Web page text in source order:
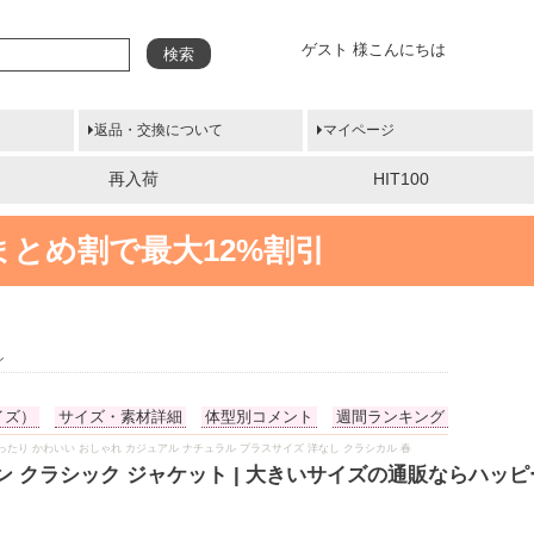
ゲスト 様こんにちは
検索
返品・交換について マイページ
再入荷 HIT100
め割で最大12%割引
） サイズ・素材詳細 体型別コメント 週間ランキング
り かわいい おしゃれ カジュアル ナチュラル プラスサイズ 洋なし クラシカル 春
クラシック ジャケット | 大きいサイズの通販ならハッ